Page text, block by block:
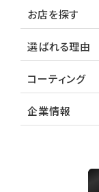
お店を探す
選ばれる理由
コーティング
企業情報